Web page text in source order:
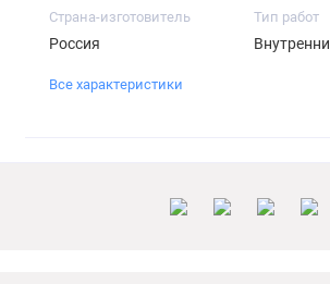
Страна-изготовитель
Россия
Тип работ
Все характеристики